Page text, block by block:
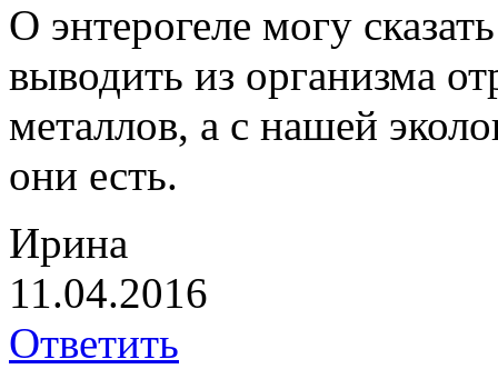
О энтерогеле могу
выводить из организма
металлов, а с нашей
они есть.
Ирина
11.04.2016
Ответить